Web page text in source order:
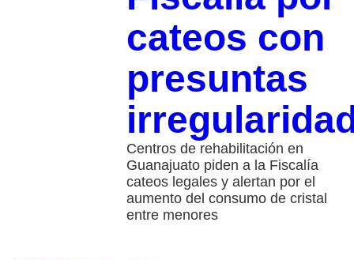
cateos con
presuntas
Centros de rehabilitación en
Guanajuato piden a la Fiscalía
cateos legales y alertan por el
aumento del consumo de cristal
entre menores